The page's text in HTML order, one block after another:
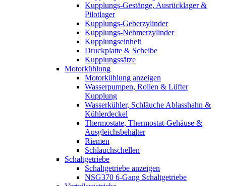
Kupplungs-Gestänge, Ausrücklager &
Pilotlager
Kupplungs-Geberzylinder
Kupplungs-Nehmerzylinder
Kupplungseinheit
Druckplatte & Scheibe
Kupplungssätze
Motorkühlung
Motorkühlung anzeigen
Wasserpumpen, Rollen & Lüfter
Kupplung
Wasserkühler, Schläuche Ablasshahn &
Kühlerdeckel
Thermostate, Thermostat-Gehäuse &
Ausgleichsbehälter
Riemen
Schlauchschellen
Schaltgetriebe
Schaltgetriebe anzeigen
NSG370 6-Gang Schaltgetriebe